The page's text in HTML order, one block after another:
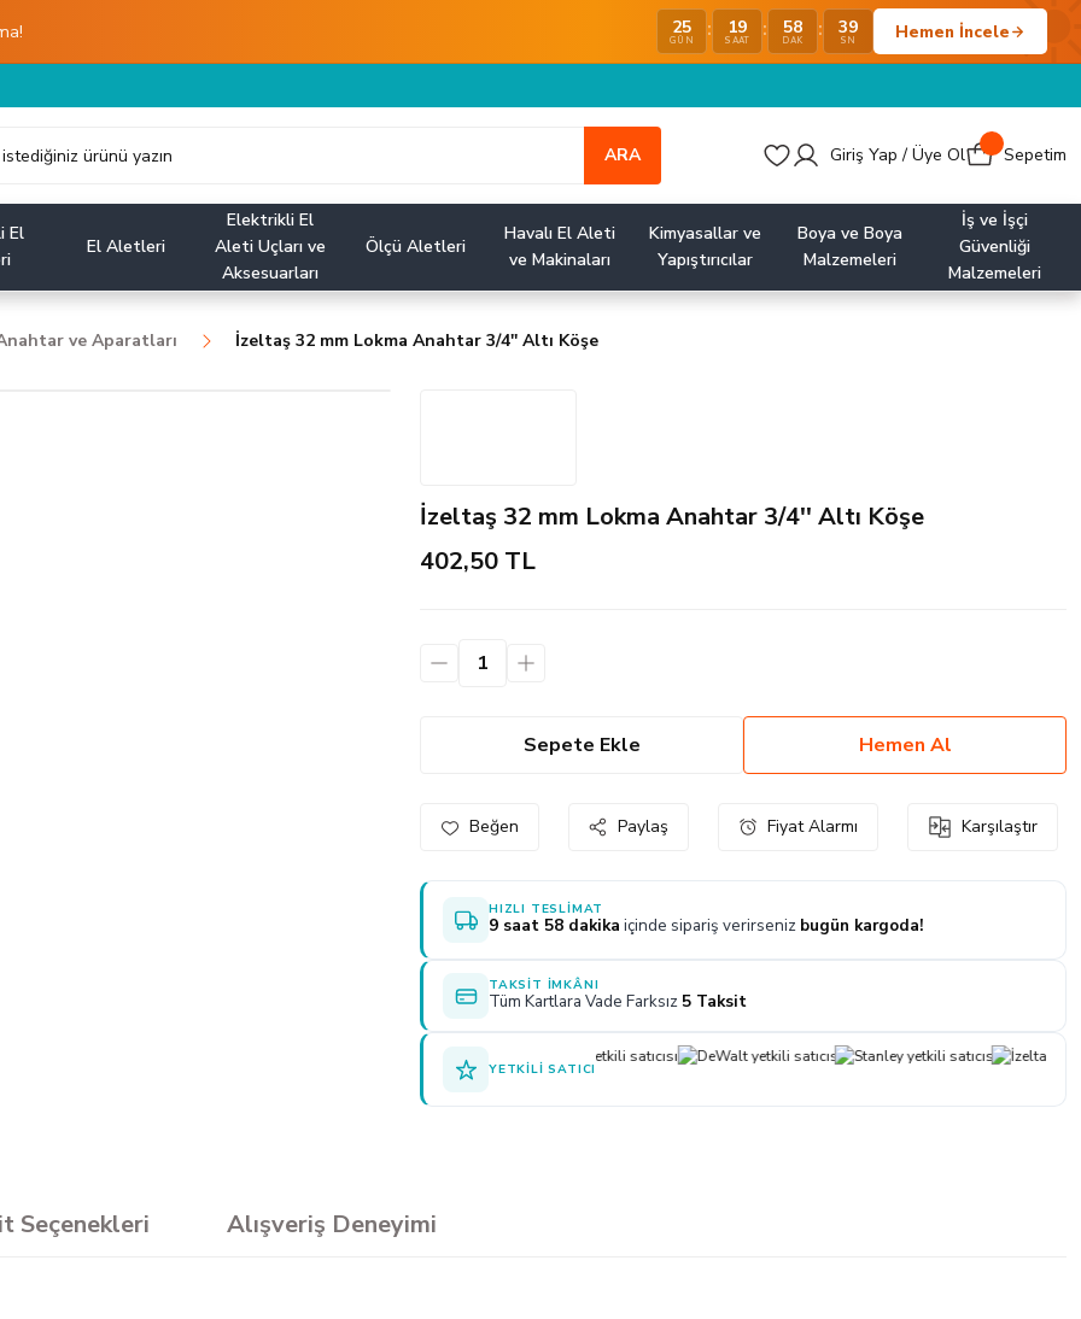
25
GÜN : 19
SAAT : 58
DAK : 38
SN Hemen İncele
ARA Giriş Yap / Üye Ol Sepetim
El
El Aletleri
Elektrikli El
Aleti Uçları ve
Aksesuarları
Ölçü Aletleri
Havalı El Aleti
ve Makinaları
Kimyasallar ve
Yapıştırıcılar
Boya ve Boya
Malzemeleri
İş ve İşçi
Güvenliği
Malzemeleri
ve Aparatları İzeltaş 32 mm Lokma Anahtar 3/4'' Altı Köşe
İzeltaş 32 mm Lokma Anahtar 3/4'' Altı Köşe
402,50 TL
Sepete Ekle Hemen Al
Paylaş Fiyat Alarmı Karşılaştır
HIZLI TESLIMAT
9 saat 58 dakika içinde sipariş verirseniz bugün kargoda!
TAKSIT İMKÂNI
Tüm Kartlara Vade Farksız 5 Taksit
YETKILI SATICI
Seçenekleri Alışveriş Deneyimi